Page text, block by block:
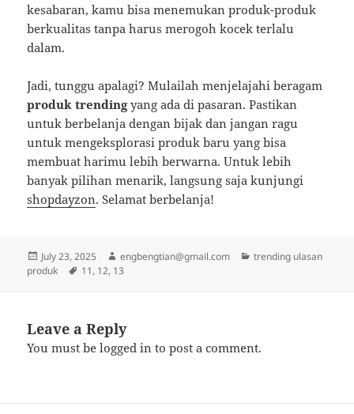
kesabaran, kamu bisa menemukan produk-produk
berkualitas tanpa harus merogoh kocek terlalu
dalam.
Jadi, tunggu apalagi? Mulailah menjelajahi beragam
produk trendingyang ada di pasaran. Pastikan
untuk berbelanja dengan bijak dan jangan ragu
untuk mengeksplorasi produk baru yang bisa
membuat harimu lebih berwarna. Untuk lebih
banyak pilihan menarik, langsung saja kunjungi
shopdayzon. Selamat berbelanja!
Posted
on
July 23, 2025 Author
engbengtian@gmail.com Categories
trending ulasan
produk
Tags
11, 12, 13
Leave a Reply
You must belogged in to post a comment.